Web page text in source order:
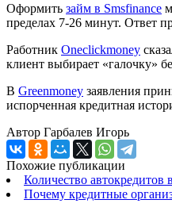
Оформить займ в Smsfinance
пределах 7-26 минут. Ответ
Работник Oneclickmoney
клиент выбирает «галочку»
В Greenmoney заявления
испорченная кредитная
Автор Гарбалев Игорь
Похожие публикации
Количество автокредитов
Почему кредитные